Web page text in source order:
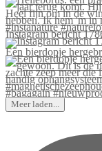
Instagram bericht
Een bierdopje
Meer laden...